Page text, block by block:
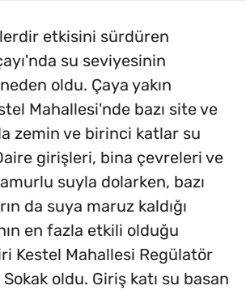
etkisini sürdüren
su seviyesinin
oldu. Çaya yakın
Mahallesi'nde bazı site ve
zemin ve birinci katlar su
girişleri, bina çevreleri ve
suyla dolarken, bazı
da suya maruz kaldığı
en fazla etkili olduğu
Kestel Mahallesi Regülatör
oldu. Giriş katı su basan